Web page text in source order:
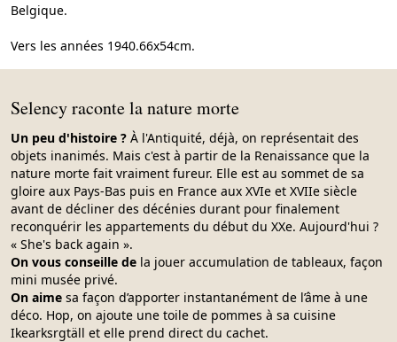
Belgique.
Vers les années 1940.66x54cm.
Selency raconte la nature morte
Un peu d'histoire ? À l'Antiquité, déjà, on représentait des
objets inanimés. Mais c'est à partir de la Renaissance que la
nature morte fait vraiment fureur. Elle est au sommet de sa
gloire aux Pays-Bas puis en France aux XVIe et XVIIe siècle
avant de décliner des décénies durant pour finalement
reconquérir les appartements du début du XXe. Aujourd'hui ?
« She's back again ».
On vous conseille de la jouer accumulation de tableaux, façon
mini musée privé.
On aime sa façon d’apporter instantanément de l’âme à une
déco. Hop, on ajoute une toile de pommes à sa cuisine
Ikearksrgtäll et elle prend direct du cachet.